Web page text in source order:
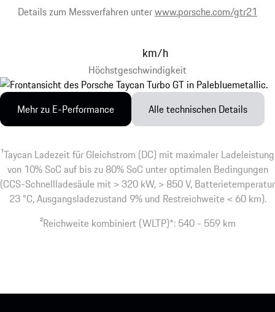
Details zum Messverfahren unterwww.porsche.com/gtr21
Höchstgeschwindigkeit
km/h
Mehr zu E-Performance Alle technischen Details
1Taycan Ladezeit für Gleichstrom (DC) mit maximaler Ladeleistung
von 10% SoC auf bis zu 80% SoC unter optimalen Bedingungen
(CCS-Schnellladesäule mit > 320 kW, > 850 V, Batterietemperatur
23 °C, Ausgangsladezustand 9% und Restreichweite < 60 km).
2Reichweite kombiniert (WLTP)*: 540 - 559 km